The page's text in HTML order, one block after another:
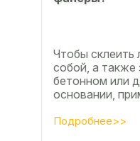
Чтобы
собой, а также
бетонном или
основании,
клеевые
расскажем,
Подробнее>>